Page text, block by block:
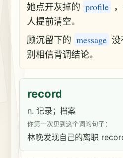
她点开灰掉的 profile
人提前清空。
顾沉留下的 message 没
别相信背调结论。
record
n. 记录；档案
你第一次见到这个词的句子：
林晚发现自己的离职